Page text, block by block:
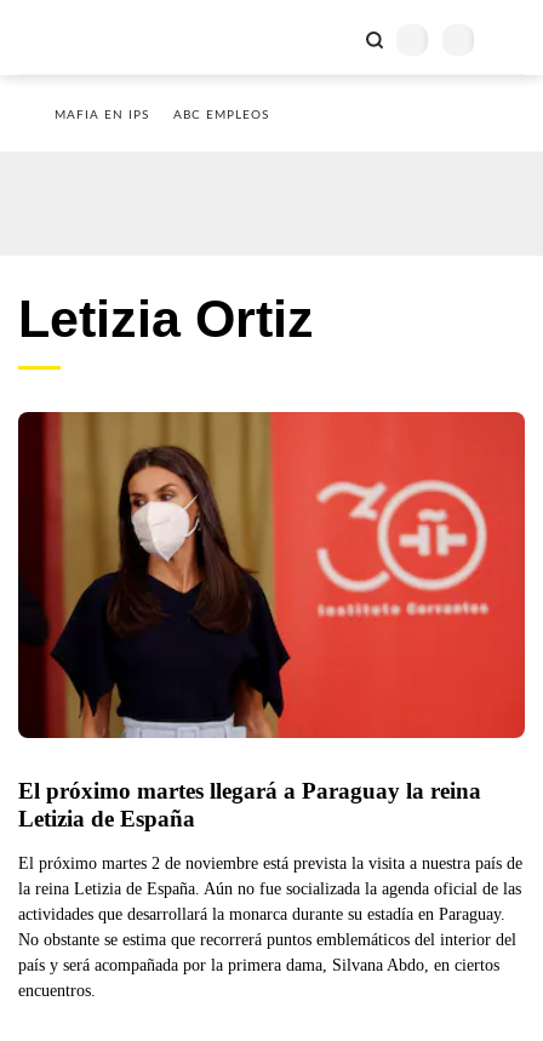
MAFIA EN IPS ABC EMPLEOS
Letizia Ortiz
El próximo martes llegará a Paraguay la reina
Letizia de España
El próximo martes 2 de noviembre está prevista la visita a nuestra país de
la reina Letizia de España. Aún no fue socializada la agenda oficial de las
actividades que desarrollará la monarca durante su estadía en Paraguay.
No obstante se estima que recorrerá puntos emblemáticos del interior del
país y será acompañada por la primera dama, Silvana Abdo, en ciertos
encuentros.